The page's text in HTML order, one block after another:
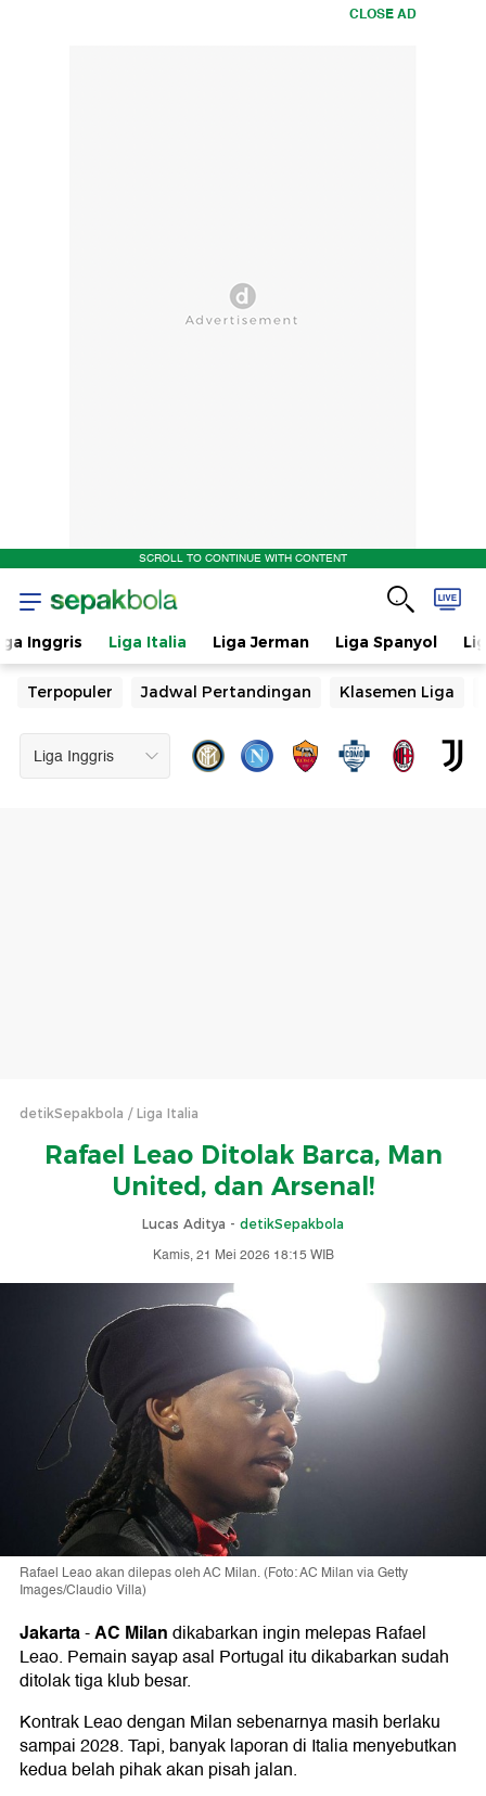
CLOSE AD
SCROLL TO CONTINUE WITH CONTENT
Inggris Liga Italia Liga Jerman Liga Spanyol
Terpopuler Jadwal Pertandingan Klasemen Liga
detikSepakbola Liga Italia
Rafael Leao Ditolak Barca, Man
United, dan Arsenal!
Lucas Aditya - detikSepakbola
Kamis, 21 Mei 2026 18:15 WIB
Rafael Leao akan dilepas oleh AC Milan. (Foto: AC Milan via Getty
Images/Claudio Villa)
Jakarta-AC Milandikabarkan ingin melepas Rafael
Leao. Pemain sayap asal Portugal itu dikabarkan sudah
ditolak tiga klub besar.
Kontrak Leao dengan Milan sebenarnya masih berlaku
sampai 2028. Tapi, banyak laporan di Italia menyebutkan
kedua belah pihak akan pisah jalan.